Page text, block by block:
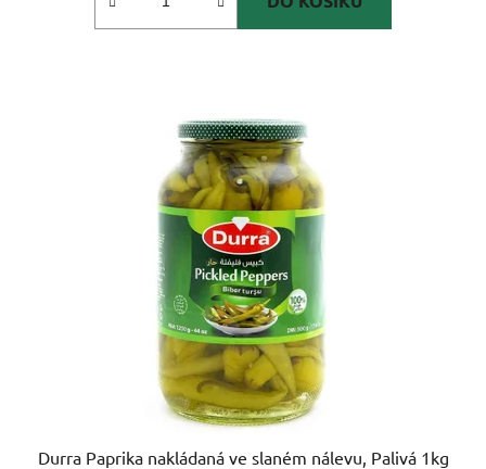
Durra Paprika nakládaná ve slaném nálevu, Palivá 1kg